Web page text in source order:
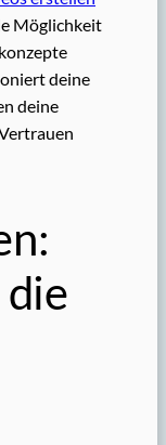
Möglichkeit
deine
deine